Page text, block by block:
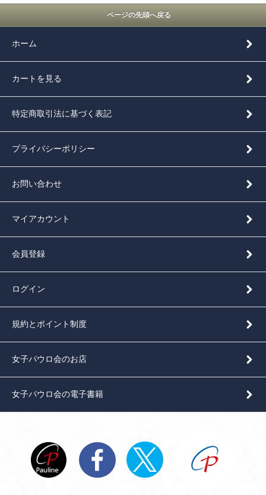
ページの先頭へ戻る
ホーム
カートを見る
特定商取引法に基づく表記
プライバシーポリシー
お問い合わせ
マイアカウント
会員登録
ログイン
規約とポイント制度
女子パウロ会のお店
女子パウロ会の電子書籍